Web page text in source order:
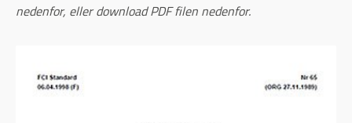
nedenfor, eller download PDF filen nedenfor.